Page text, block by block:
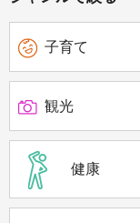
子育て
観光
健康